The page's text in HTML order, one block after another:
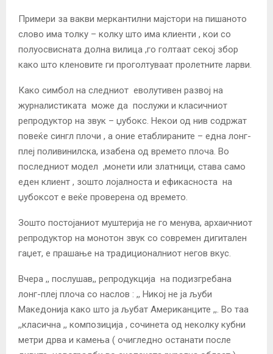
Примери за вакви меркантилни маjстори на пишаното
слово има толку – колку што има клиенти , кои со
полуосвисната долна вилица ,го голтаат секоj збор
како што кленовите ги проголтуваат пролетните ларви.
Како симбол на следниот еволутивен развој на
журналистиката може да послужи и класичниот
репродуктор на звук – џубокс. Некои од нив содржат
повеќе сингл плочи , а оние етаблираните – една лонг-
плеj поливинилска, изабена од времето плоча. Во
последниот модел ,монети или златници, става само
еден клиент , зошто лоjалноста и ефикасноста на
џубоксот е веќе проверена од времето.
Зошто постоjаниот муштериjа не го менува, архаичниот
репродуктор на монотон звук со современ дигитален
гаџет, е прашање на традиционалниот негов вкус.
Вчера ,, послушав,, репродукциjа на подизгребана
лонг-плеj плоча со наслов : ,, Никоj не jа љуби
Македониjа како што jа љубат Американците ,,. Во таа
,,класична ,, композициjа , сочинета од неколку кубни
метри дрва и камења ( очигледно останати после